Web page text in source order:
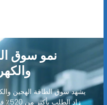
نمو سوق
يشهد سوق الطاقة الهجين
زاد